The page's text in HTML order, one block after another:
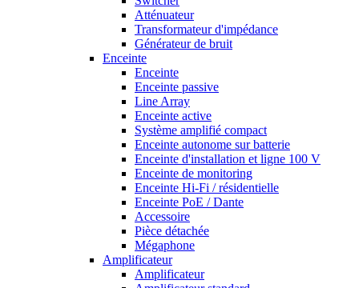
Atténuateur
Transformateur d'impédance
Générateur de bruit
Enceinte
Enceinte
Enceinte passive
Line Array
Enceinte active
Système amplifié compact
Enceinte autonome sur batterie
Enceinte d'installation et ligne 100 V
Enceinte de monitoring
Enceinte Hi-Fi / résidentielle
Enceinte PoE / Dante
Accessoire
Pièce détachée
Mégaphone
Amplificateur
Amplificateur